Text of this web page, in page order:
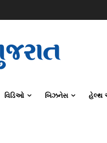
વિડિઓ બિઝનેસ હેલ્થ